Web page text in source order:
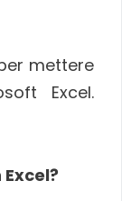
mettere
Excel.